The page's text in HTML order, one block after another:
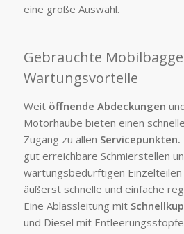
eine große Auswahl.
Gebrauchte
Wartungsvorteile
Weit öffnende Abdeckungen
Motorhaube bieten einen
Zugang zu allen Servicepunkten.
gut erreichbare Schmierstellen
wartungsbedürftigen Einzelteilen
äußerst schnelle und einfache
Eine Ablassleitung mit
und Diesel mit